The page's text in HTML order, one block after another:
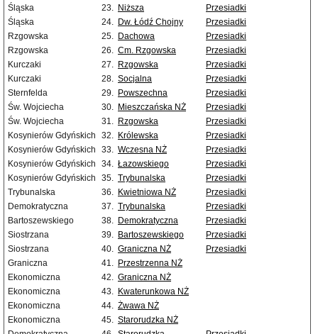
Śląska
23. Niższa
Przesiadki
Śląska
24. Dw. Łódź Chojny
Przesiadki
Rzgowska
25. Dachowa
Przesiadki
Rzgowska
26. Cm. Rzgowska
Przesiadki
Kurczaki
27. Rzgowska
Przesiadki
Kurczaki
28. Socjalna
Przesiadki
Sternfelda
29. Powszechna
Przesiadki
Św. Wojciecha
30. Mieszczańska NŻ
Przesiadki
Św. Wojciecha
31. Rzgowska
Przesiadki
Kosynierów Gdyńskich
32. Królewska
Przesiadki
Kosynierów Gdyńskich
33. Wczesna NŻ
Przesiadki
Kosynierów Gdyńskich
34. Łazowskiego
Przesiadki
Kosynierów Gdyńskich
35. Trybunalska
Przesiadki
Trybunalska
36. Kwietniowa NŻ
Przesiadki
Demokratyczna
37. Trybunalska
Przesiadki
Bartoszewskiego
38. Demokratyczna
Przesiadki
Siostrzana
39. Bartoszewskiego
Przesiadki
Siostrzana
40. Graniczna NŻ
Przesiadki
Graniczna
41. Przestrzenna NŻ
Ekonomiczna
42. Graniczna NŻ
Ekonomiczna
43. Kwaterunkowa NŻ
Ekonomiczna
44. Żwawa NŻ
Ekonomiczna
45. Starorudzka NŻ